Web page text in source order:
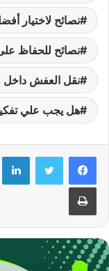
نصائح لاختيار
نصائح للحفاظ
نقل العفش داخل
هل يجب علي
طباعة